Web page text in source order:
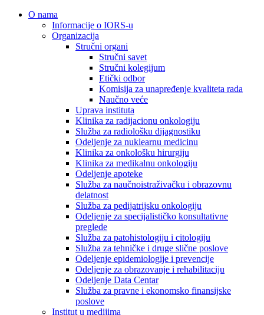
O nama
Informacije o IORS-u
Organizacija
Stručni organi
Stručni savet
Stručni kolegijum
Etički odbor
Komisija za unapređenje kvaliteta rada
Naučno veće
Uprava instituta
Klinika za radijacionu onkologiju
Služba za radiološku dijagnostiku
Odeljenje za nuklearnu medicinu
Klinika za onkološku hirurgiju
Klinika za medikalnu onkologiju
Odeljenje apoteke
Služba za naučnoistraživačku i obrazovnu
delatnost
Služba za pedijatrijsku onkologiju
Odeljenje za specijalističko konsultativne
preglede
Služba za patohistologiju i citologiju
Služba za tehničke i druge slične poslove
Odeljenje epidemiologije i prevencije
Odeljenje za obrazovanje i rehabilitaciju
Odeljenje Data Centar
Služba za pravne i ekonomsko finansijske
poslove
Institut u medijima